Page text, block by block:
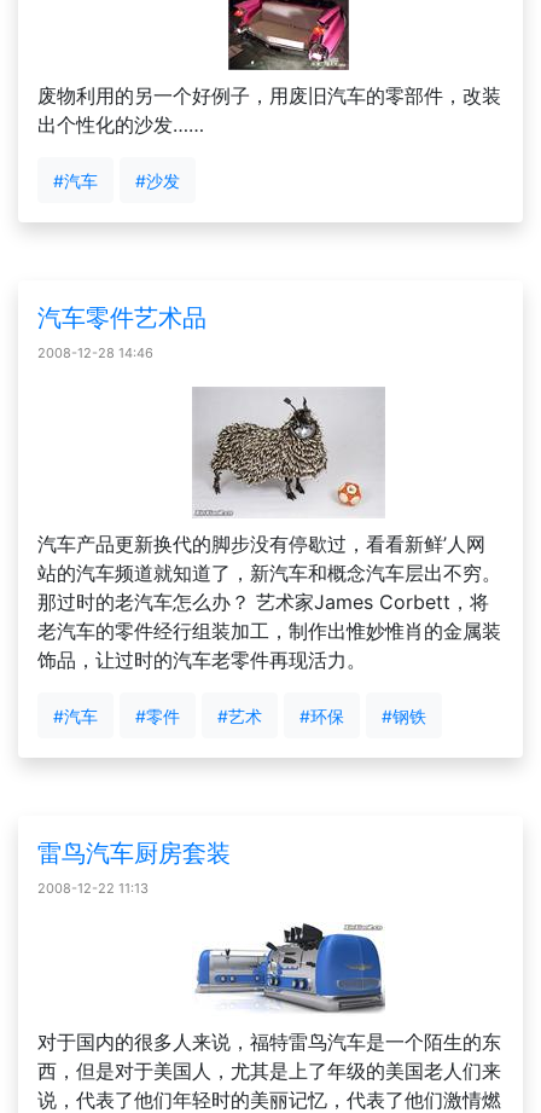
废物利用的另一个好例子，用废旧汽车的零部件，改装
出个性化的沙发……
#汽车 #沙发
汽车零件艺术品
2008-12-28 14:46
汽车产品更新换代的脚步没有停歇过，看看新鲜’人网
站的汽车频道就知道了，新汽车和概念汽车层出不穷。
那过时的老汽车怎么办？ 艺术家James Corbett，将
老汽车的零件经行组装加工，制作出惟妙惟肖的金属装
饰品，让过时的汽车老零件再现活力。
#汽车 #零件 #艺术 #环保 #钢铁
雷鸟汽车厨房套装
2008-12-22 11:13
对于国内的很多人来说，福特雷鸟汽车是一个陌生的东
西，但是对于美国人，尤其是上了年级的美国老人们来
说，代表了他们年轻时的美丽记忆，代表了他们激情燃